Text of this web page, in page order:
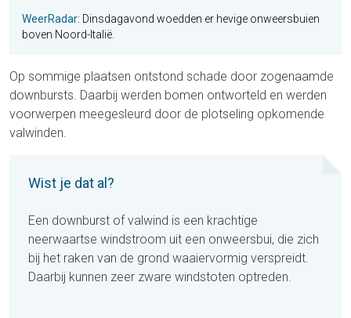
WeerRadar: Dinsdagavond woedden er hevige onweersbuien
boven Noord-Italië.
Op sommige plaatsen ontstond schade door zogenaamde
downbursts. Daarbij werden bomen ontworteld en werden
voorwerpen meegesleurd door de plotseling opkomende
valwinden.
Wist je dat al?
Een downburst of valwind is een krachtige
neerwaartse windstroom uit een onweersbui, die zich
bij het raken van de grond waaiervormig verspreidt.
Daarbij kunnen zeer zware windstoten optreden.